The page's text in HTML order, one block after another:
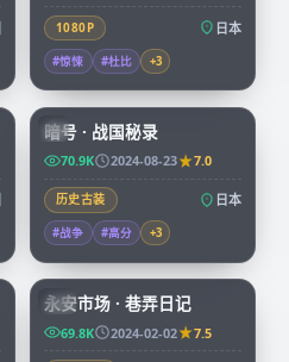
1080P 日本
#惊悚 #杜比 +3
JP
99:04
暗号 · 战国秘录
70.9K 2024-08-23 7.0
历史古装 日本
#战争 #高分 +3
TW
永安市场 · 巷弄日记
69.8K 2024-02-02 7.5